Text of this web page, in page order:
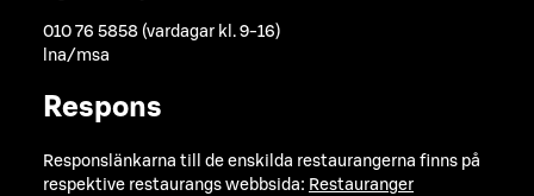
010 76 5858 (vardagar kl. 9-16)
lna/msa
Respons
Responslänkarna till de enskilda restaurangerna finns på
respektive restaurangs webbsida: Restauranger